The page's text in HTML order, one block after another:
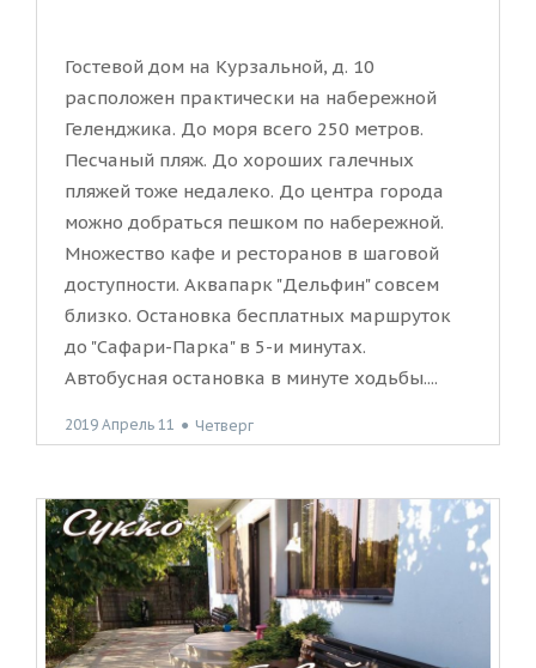
Гостевой дом на Курзальной, д. 10
расположен практически на набережной
Геленджика. До моря всего 250 метров.
Песчаный пляж. До хороших галечных
пляжей тоже недалеко. До центра города
можно добраться пешком по набережной.
Множество кафе и ресторанов в шаговой
доступности. Аквапарк "Дельфин" совсем
близко. Остановка бесплатных маршруток
до "Сафари-Парка" в 5-и минутах.
Автобусная остановка в минуте ходьбы....
2019 Апрель 11 ● Четверг